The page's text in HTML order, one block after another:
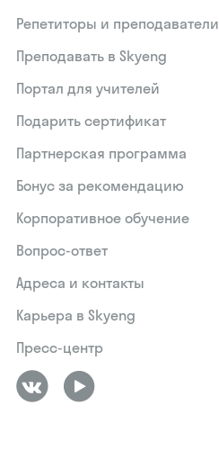
Репетиторы и преподаватели
Преподавать в Skyeng
Портал для учителей
Подарить сертификат
Партнерская программа
Бонус за рекомендацию
Корпоративное обучение
Вопрос-ответ
Адреса и контакты
Карьера в Skyeng
Пресс-центр